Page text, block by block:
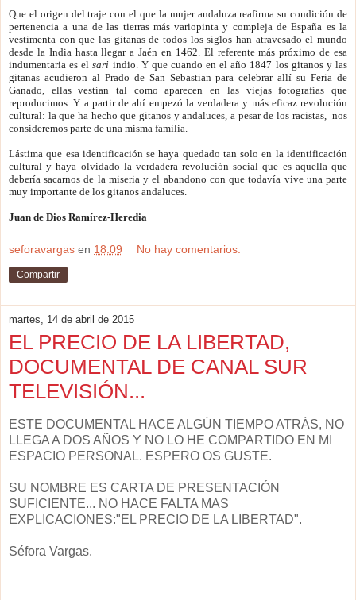
Que el origen del traje con el que la mujer andaluza reafirma su condición de
pertenencia a una de las tierras más variopinta y compleja de España es la
vestimenta con que las gitanas de todos los siglos han atravesado el mundo
desde la India hasta llegar a Jaén en 1462. El referente más próximo de esa
indumentaria es elsari indio. Y que cuando en el año 1847 los gitanos y las
gitanas acudieron al Prado de San Sebastian para celebrar allí su Feria de
Ganado, ellas vestían tal como aparecen en las viejas fotografías que
reproducimos. Y a partir de ahí empezó la verdadera y más eficaz revolución
cultural: la que ha hecho que gitanos y andaluces, a pesar de los racistas, nos
consideremos parte de una misma familia.
Lástima que esa identificación se haya quedado tan solo en la identificación
cultural y haya olvidado la verdadera revolución social que es aquella que
debería sacarnos de la miseria y el abandono con que todavía vive una parte
muy importante de los gitanos andaluces.
Juan de Dios Ramírez-Heredia
seforavargas en 18:09 No hay comentarios:
Compartir
martes, 14 de abril de 2015
EL PRECIO DE LA LIBERTAD,
DOCUMENTAL DE CANAL SUR
TELEVISIÓN...
ESTE DOCUMENTAL HACE ALGÚN TIEMPO ATRÁS, NO
LLEGA A DOS AÑOS Y NO LO HE COMPARTIDO EN MI
ESPACIO PERSONAL. ESPERO OS GUSTE.
SU NOMBRE ES CARTA DE PRESENTACIÓN
SUFICIENTE... NO HACE FALTA MAS
EXPLICACIONES:"EL PRECIO DE LA LIBERTAD".
Séfora Vargas.